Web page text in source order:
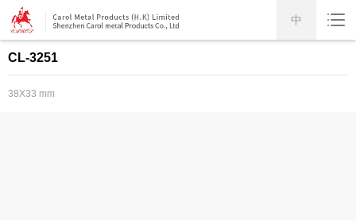
中
CL-3251
38X33 mm